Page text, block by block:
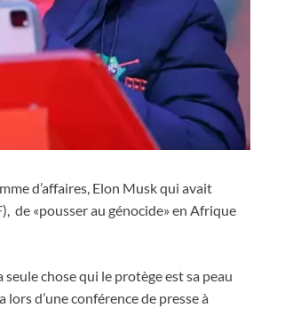
d’affaires, Elon Musk qui avait
de «pousser au génocide» en Afrique
chose qui le protège est sa peau
d’une conférence de presse à